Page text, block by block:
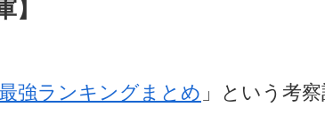
強ランキングまとめ 」という考